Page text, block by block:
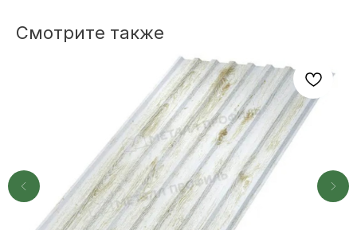
Смотрите также
Или напишите нам напрямую
ОТПРАВИТЬ